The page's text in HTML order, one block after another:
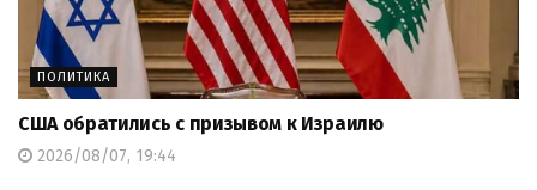
ПОЛИТИКА
США обратились с призывом к Израилю
2026/08/07, 19:44